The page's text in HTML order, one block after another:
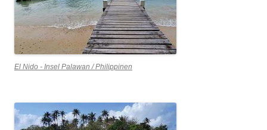
El Nido - Insel Palawan / Philippinen